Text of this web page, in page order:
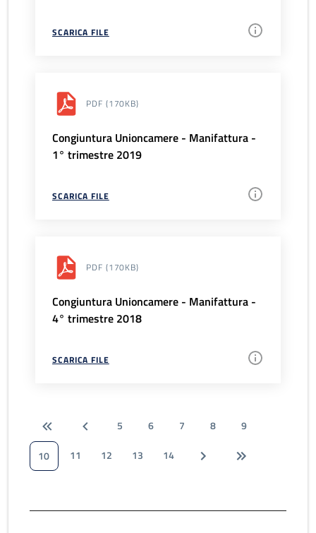
SCARICA FILE
PDF (170KB)
Congiuntura Unioncamere - Manifattura -
1° trimestre 2019
SCARICA FILE
PDF (170KB)
Congiuntura Unioncamere - Manifattura -
4° trimestre 2018
SCARICA FILE
5 6 7 8
9
10
11 12 13 14